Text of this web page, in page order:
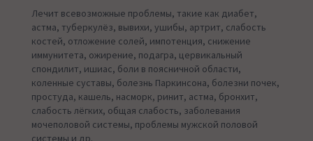
Лечит всевозможные проблемы, такие как диабет,
астма, туберкулёз, вывихи, ушибы, артрит, слабость
костей, отложение солей, импотенция, снижение
иммунитета, ожирение, подагра, цервикальный
спондилит, ишиас, боли в поясничной области,
коленные суставы, болезнь Паркинсона, болезни почек,
простуда, кашель, насморк, ринит, астма, бронхит,
слабость лёгких, общая слабость, заболевания
мочеполовой системы, проблемы мужской половой
системы и др.